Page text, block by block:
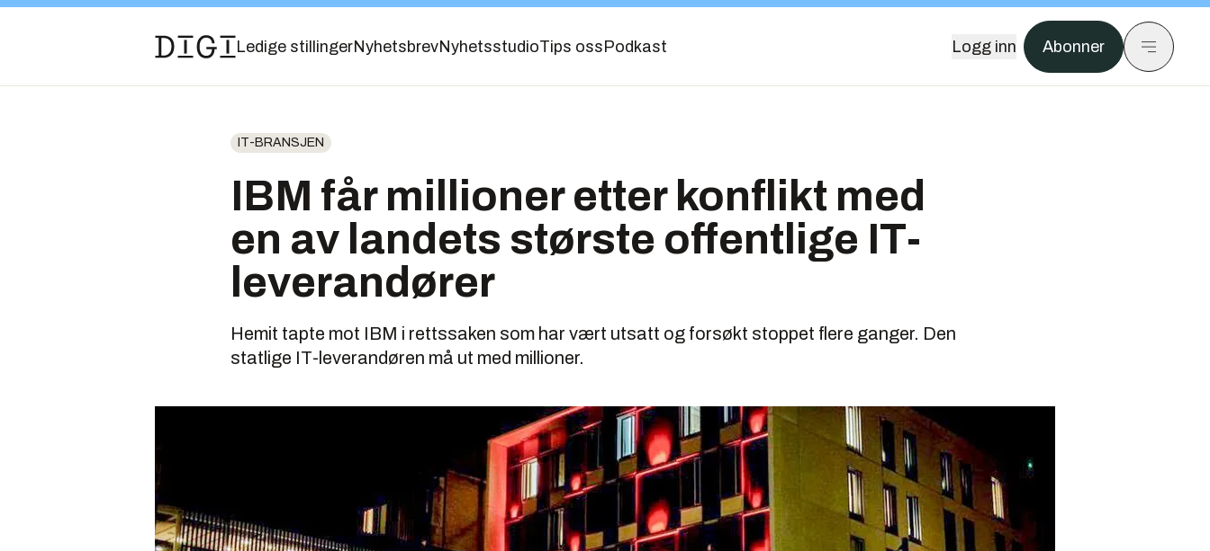
Ledige stillingerNyhetsbrevNyhetsstudioTips oss Podkast Logg inn Abonner
IT-BRANSJEN
IBM får millioner etter konflikt med
en av landets største offentlige IT-
leverandører
Hemit tapte mot IBM i rettssaken som har vært utsatt og forsøkt stoppet flere ganger. Den
statlige IT-leverandøren må ut med millioner.